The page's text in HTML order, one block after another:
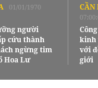
01/01/1970
người
cứu thành
ngừng tim
Hoa Lư
CẦN
kinh
với
giới